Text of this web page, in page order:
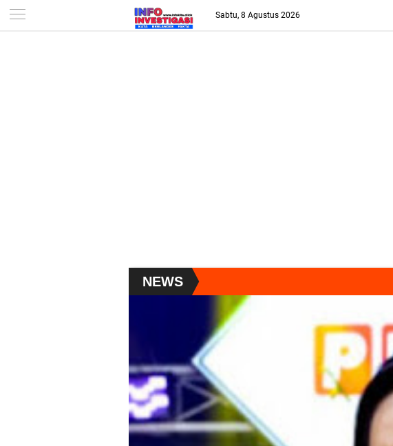
-->
Sabtu, 8 Agustus 2026
NEWS